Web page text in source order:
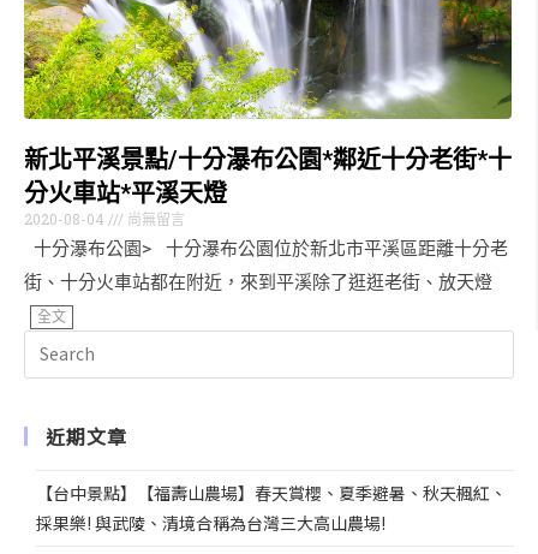
新北平溪景點/十分瀑布公園*鄰近十分老街*十
分火車站*平溪天燈
2020-08-04 尚無留言
十分瀑布公園> 十分瀑布公園位於新北市平溪區距離十分老
街、十分火車站都在附近，來到平溪除了逛逛老街、放天燈
全文
近期文章
【台中景點】【福壽山農場】春天賞櫻、夏季避暑、秋天楓紅、
採果樂! 與武陵、清境合稱為台灣三大高山農場!